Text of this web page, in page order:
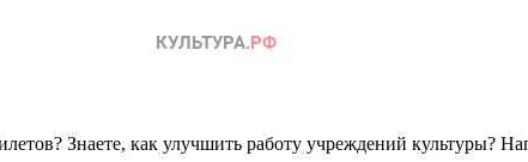
Знаете, как улучшить работу учреждений культуры?